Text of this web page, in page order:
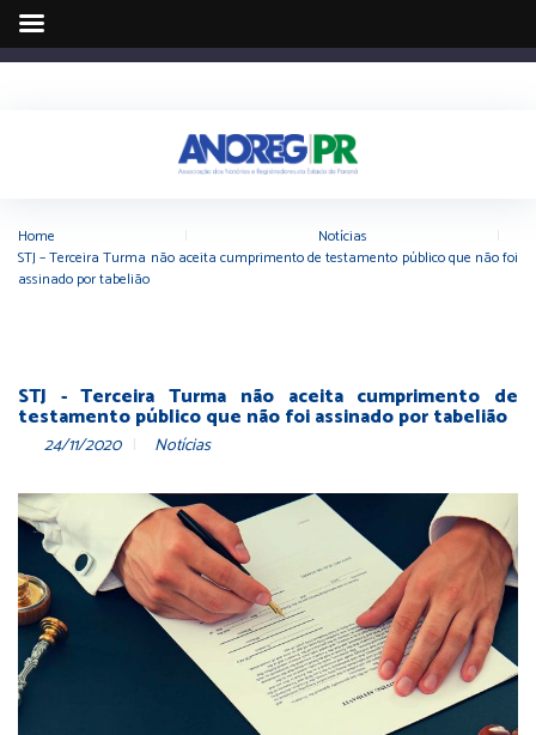
Home Notícias
STJ – Terceira Turma não aceita cumprimento de testamento público que não foi
assinado por tabelião
STJ - Terceira Turma não aceita cumprimento de
testamento público que não foi assinado por tabelião
24/11/2020 Notícias